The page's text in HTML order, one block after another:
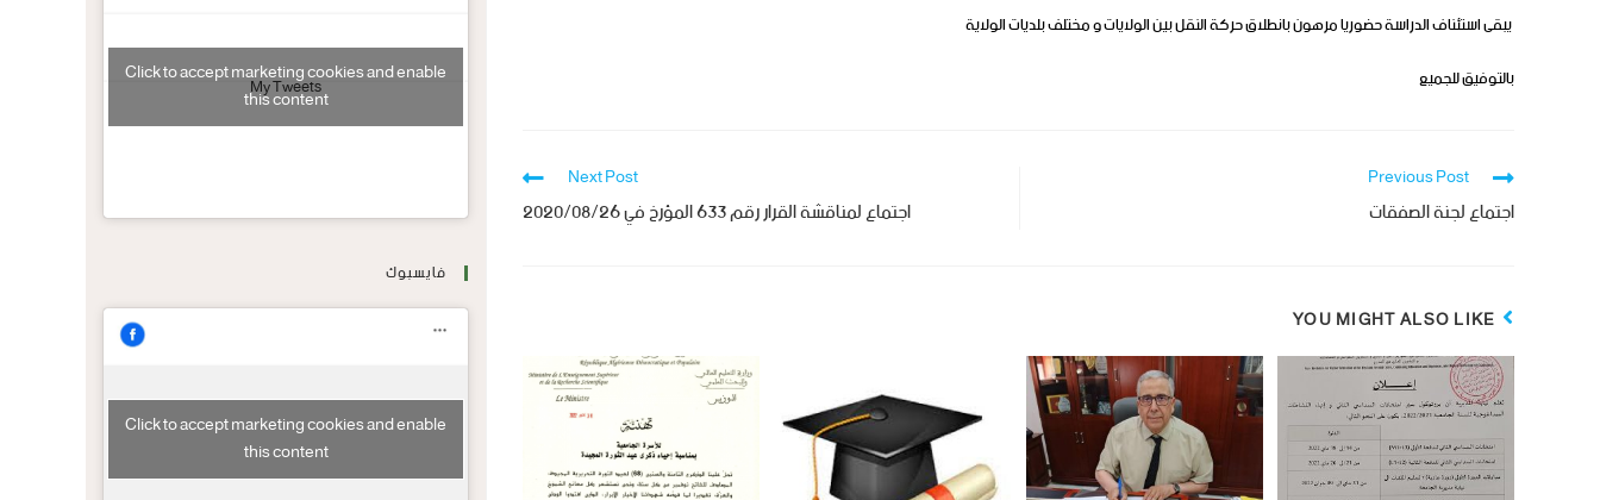
يبقى استئناف الدراسة حضوريا مرهون بانطلاق حركة النقل بين الولايات و مختلف بلديات الولاية
بالتوفيق للجميع
Previous Post
اجتماع لجنة الصفقات
Next Post
اجتماع لمناقشة القرار رقم 633 المؤرخ في 2020/08/26
YOU MIGHT ALSO LIKE
My Tweets
Click to accept marketing cookies and enable
this content
فايسبوك
Click to accept marketing cookies and enable
this content